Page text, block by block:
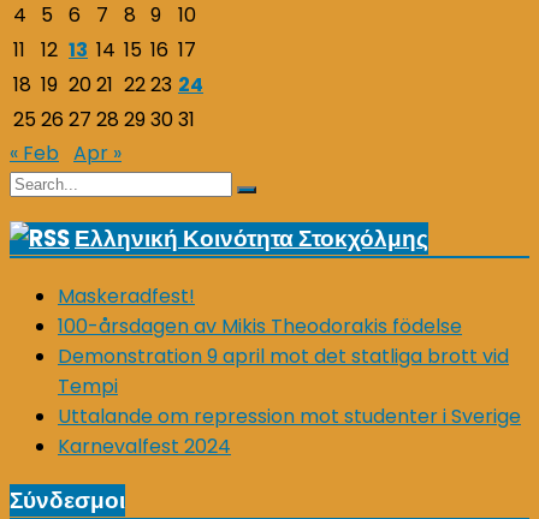
4
5 6 7 8 9
10
11
12 13 14 15 16 17
18 19 2021 2223 24
2526 27 28 293031
« Feb Apr »
Search
Search
Ελληνική Κοινότητα Στοκχόλμης
Maskeradfest!
100-årsdagen av Mikis Theodorakis födelse
Demonstration 9 april mot det statliga brott vid
Tempi
Uttalande om repression mot studenter i Sverige
Karnevalfest 2024
Σύνδεσμοι